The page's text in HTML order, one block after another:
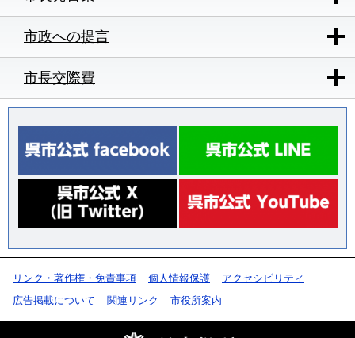
市政への提言
市長交際費
リンク・著作権・免責事項 個人情報保護
アクセシビリティ
広告掲載について
関連リンク 市役所案内